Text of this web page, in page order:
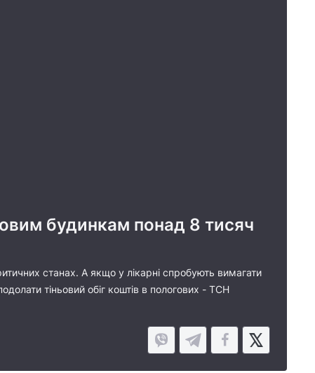
будинкам понад 8 тисяч
станах. А якщо у лікарні спробують вимагати
тіньовий обіг коштів в пологових - ТСН